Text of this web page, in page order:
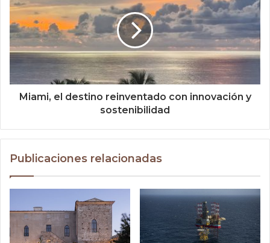
Miami, el destino reinventado con innovación y
sostenibilidad
Publicaciones relacionadas